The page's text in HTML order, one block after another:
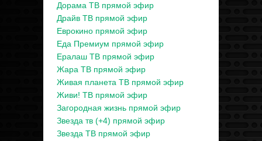
Дорама ТВ прямой эфир
Драйв ТВ прямой эфир
Еврокино прямой эфир
Еда Премиум прямой эфир
Ералаш ТВ прямой эфир
Жара ТВ прямой эфир
Живая планета ТВ прямой эфир
Живи! ТВ прямой эфир
Загородная жизнь прямой эфир
Звезда тв (+4) прямой эфир
Звезда ТВ прямой эфир